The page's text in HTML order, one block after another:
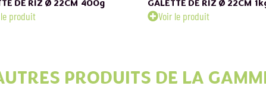
DE RIZ Ø 22CM 400g
produit
GALETTE DE RIZ Ø 22CM
Voir le produit
PRODUITS DE LA